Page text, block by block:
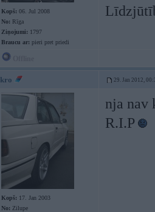
Kopš: 06. Jul 2008
No: Rīga
Ziņojumi: 1797
Braucu ar: pieri pret priedi
kro 29. Jan 2012,
Kopš: 17. Jan 2003
No: Zilupe
nja nav
R.I.P